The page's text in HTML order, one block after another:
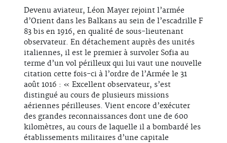
Devenu aviateur, Léon Mayer rejoint l’armée
d’Orient dans les Balkans au sein de l’escadrille F
83 bis en 1916, en qualité de sous-lieutenant
observateur. En détachement auprès des unités
italiennes, il est le premier à survoler Sofia au
terme d’un vol périlleux qui lui vaut une nouvelle
citation cette fois-ci à l’ordre de l’Armée le 31
août 1016 : « Excellent observateur, s’est
distingué au cours de plusieurs missions
aériennes périlleuses. Vient encore d’exécuter
des grandes reconnaissances dont une de 600
kilomètres, au cours de laquelle il a bombardé les
établissements militaires d’une capitale